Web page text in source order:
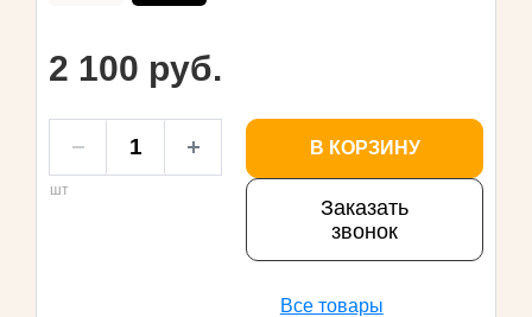
2 100 руб.
шт
В КОРЗИНУ
Заказать
звонок
Все товары